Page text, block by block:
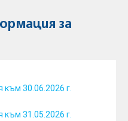
за
30.06.2026 г.
31.05.2026 г.